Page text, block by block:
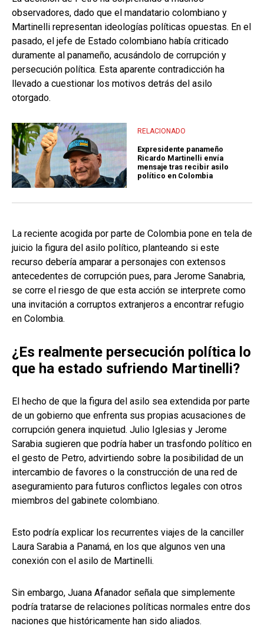
observadores, dado que el mandatario colombiano y
Martinelli representan ideologías políticas opuestas. En el
pasado, el jefe de Estado colombiano había criticado
duramente al panameño, acusándolo de corrupción y
persecución política. Esta aparente contradicción ha
llevado a cuestionar los motivos detrás del asilo
otorgado.
RELACIONADO
Expresidente panameño
Ricardo Martinelli envía
mensaje tras recibir asilo
político en Colombia
La reciente acogida por parte de Colombia pone en tela de
juicio la figura del asilo político, planteando si este
recurso debería amparar a personajes con extensos
antecedentes de corrupción pues, para Jerome Sanabria,
se corre el riesgo de que esta acción se interprete como
una invitación a corruptos extranjeros a encontrar refugio
en Colombia.
¿Es realmente persecución política lo
que ha estado sufriendo Martinelli?
El hecho de que la figura del asilo sea extendida por parte
de un gobierno que enfrenta sus propias acusaciones de
corrupción genera inquietud. Julio Iglesias y Jerome
Sarabia sugieren que podría haber un trasfondo político en
el gesto de Petro, advirtiendo sobre la posibilidad de un
intercambio de favores o la construcción de una red de
aseguramiento para futuros conflictos legales con otros
miembros del gabinete colombiano.
Esto podría explicar los recurrentes viajes de la canciller
Laura Sarabia a Panamá, en los que algunos ven una
conexión con el asilo de Martinelli.
Sin embargo, Juana Afanador señala que simplemente
podría tratarse de relaciones políticas normales entre dos
naciones que históricamente han sido aliados.